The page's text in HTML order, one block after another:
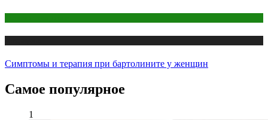
Симптомы и терапия при бартолините у женщин
Самое популярное
1